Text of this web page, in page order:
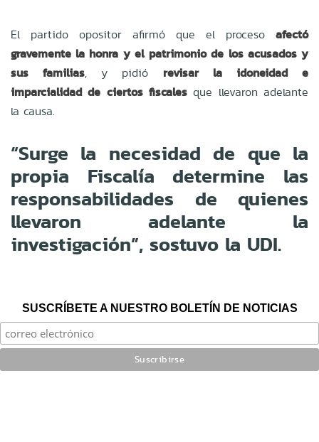
El partido opositor afirmó que el proceso afectó
gravemente la honra y el patrimonio de los acusados y
sus familias, y pidió revisar la idoneidad e
imparcialidad de ciertos fiscales que llevaron adelante
la causa.
“Surge la necesidad de que la
propia Fiscalía determine las
responsabilidades de quienes
llevaron adelante la
investigación”, sostuvo la UDI.
SUSCRÍBETE A NUESTRO BOLETÍN DE NOTICIAS